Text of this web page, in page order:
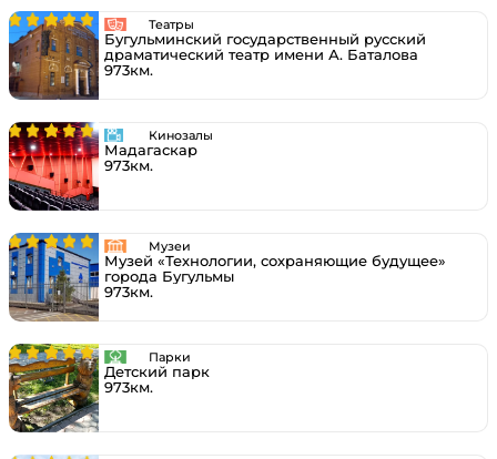
Театры
Бугульминский государственный русский
драматический театр имени А. Баталова
973км.
Кинозалы
Мадагаскар
973км.
Музеи
Музей «Технологии, сохраняющие будущее»
города Бугульмы
973км.
Парки
Детский парк
973км.